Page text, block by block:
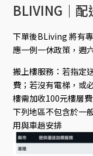
BLIVING｜配
下單後BLiving 將有
應一例一休政策，週
搬上樓服務：若指定
費；若沒有電梯，或
樓需加收100元樓層
下列地區不包含於一
用與車趟安排